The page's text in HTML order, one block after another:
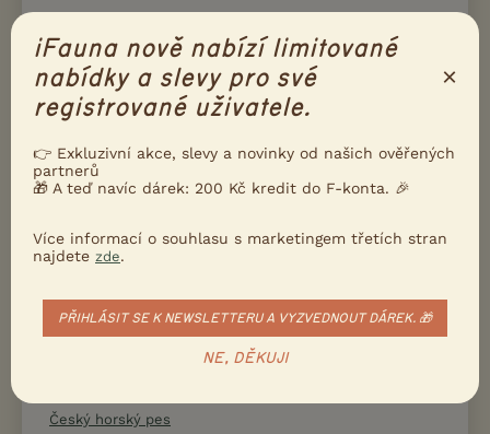
Bretaňský ohař
Briard
Bulmastif
Bulteriér
Cairn teriér
Cao de Castro Laboreiro
Cao de Serra de Aires
Čau-čau
Černý ruský teriér
Český horský pes
iFauna nově nabízí limitované
nabídky a slevy pro své
registrované uživatele.
×
👉 Exkluzivní akce, slevy a novinky od našich ověřených
partnerů
🎁 A teď navíc dárek: 200 Kč kredit do F-konta. 🎉
Více informací o souhlasu s marketingem třetích stran
najdete zde.
PŘIHLÁSIT SE K NEWSLETTERU A VYZVEDNOUT DÁREK. 🎁
NE, DĚKUJI